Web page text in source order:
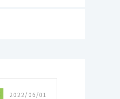
2022/06/01